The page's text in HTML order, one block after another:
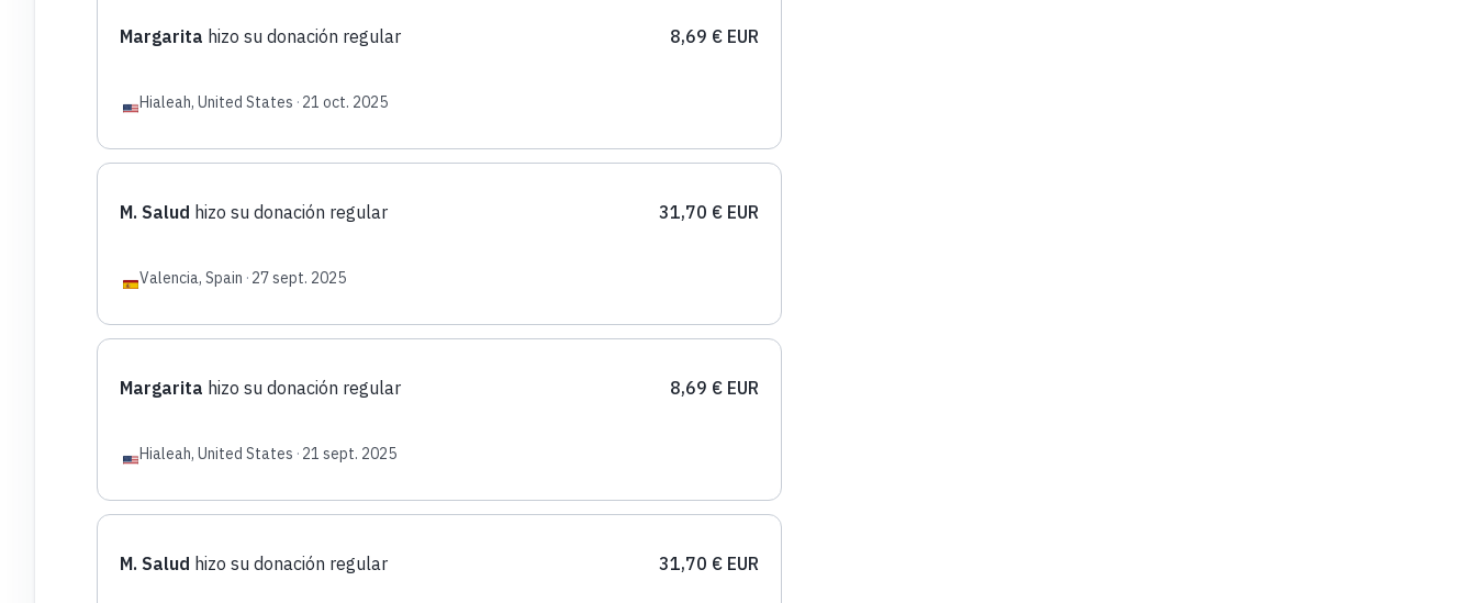
8,69 € EUR
Margarita hizo su donación regular
Hialeah, United States · 21 oct. 2025
31,70 € EUR
M. Salud hizo su donación regular
Valencia, Spain · 27 sept. 2025
8,69 € EUR
Margarita hizo su donación regular
Hialeah, United States · 21 sept. 2025
31,70 € EUR
M. Salud hizo su donación regular